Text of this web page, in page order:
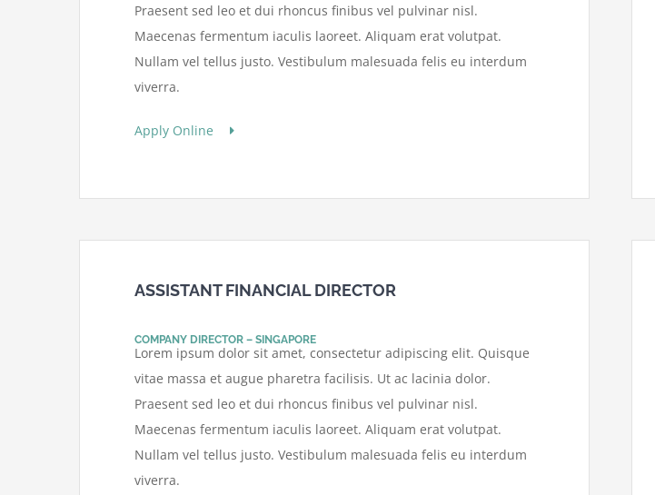
Praesent sed leo et dui rhoncus finibus vel pulvinar nisl.
Maecenas fermentum iaculis laoreet. Aliquam erat volutpat.
Nullam vel tellus justo. Vestibulum malesuada felis eu interdum
viverra.
Apply Online
ASSISTANT FINANCIAL DIRECTOR
COMPANY DIRECTOR – SINGAPORE
Lorem ipsum dolor sit amet, consectetur adipiscing elit. Quisque
vitae massa et augue pharetra facilisis. Ut ac lacinia dolor.
Praesent sed leo et dui rhoncus finibus vel pulvinar nisl.
Maecenas fermentum iaculis laoreet. Aliquam erat volutpat.
Nullam vel tellus justo. Vestibulum malesuada felis eu interdum
viverra.